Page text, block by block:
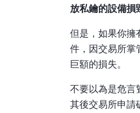
放私鑰的設備損
但是，如果你擁
件，因交易所掌
巨額的損失。
不要以為是危言
其後交易所申請